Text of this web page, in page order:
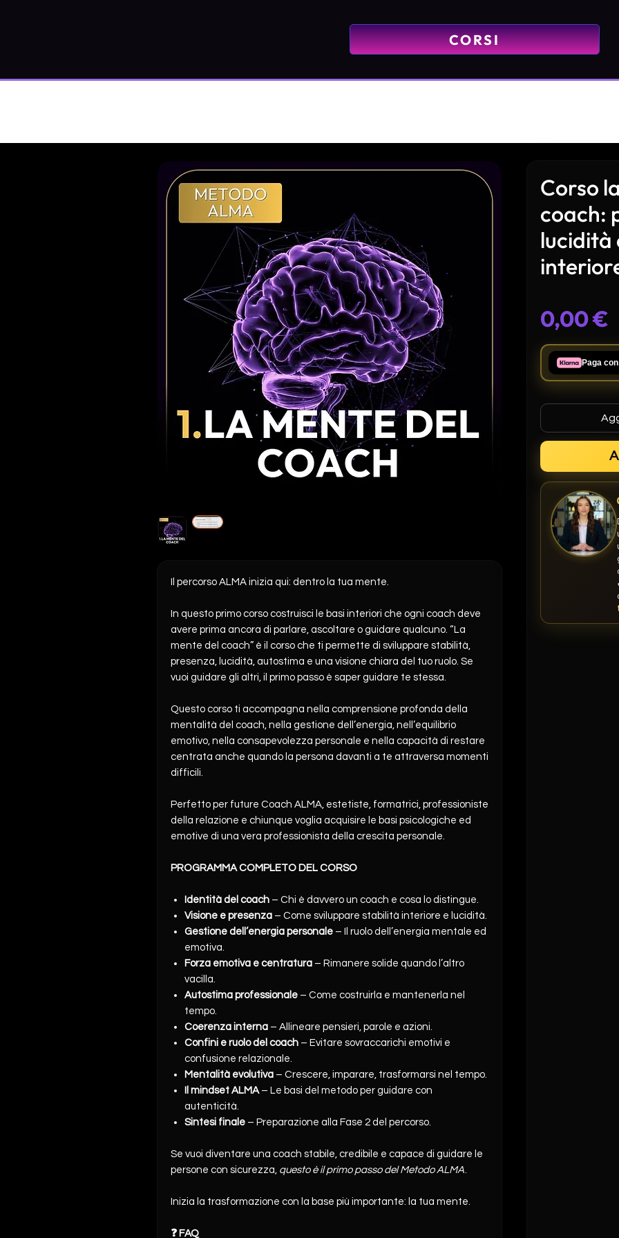
CORSI
Il percorso ALMA inizia qui: dentro la tua mente.
In questo primo corso costruisci le basi interiori che ogni coach deve
avere prima ancora di parlare, ascoltare o guidare qualcuno. “La
mente del coach” è il corso che ti permette di sviluppare stabilità,
presenza, lucidità, autostima e una visione chiara del tuo ruolo. Se
vuoi guidare gli altri, il primo passo è saper guidare te stessa.
Questo corso ti accompagna nella comprensione profonda della
mentalità del coach, nella gestione dell’energia, nell’equilibrio
emotivo, nella consapevolezza personale e nella capacità di restare
centrata anche quando la persona davanti a te attraversa momenti
difficili.
Perfetto per future Coach ALMA, estetiste, formatrici, professioniste
della relazione e chiunque voglia acquisire le basi psicologiche ed
emotive di una vera professionista della crescita personale.
PROGRAMMA COMPLETO DEL CORSO
Identità del coach – Chi è davvero un coach e cosa lo distingue.
Visione e presenza – Come sviluppare stabilità interiore e lucidità.
Gestione dell’energia personale – Il ruolo dell’energia mentale ed
emotiva.
Forza emotiva e centratura – Rimanere solide quando l’altro
vacilla.
Autostima professionale – Come costruirla e mantenerla nel
tempo.
Coerenza interna – Allineare pensieri, parole e azioni.
Confini e ruolo del coach – Evitare sovraccarichi emotivi e
confusione relazionale.
Mentalità evolutiva – Crescere, imparare, trasformarsi nel tempo.
Il mindset ALMA– Le basi del metodo per guidare con
autenticità.
Sintesi finale – Preparazione alla Fase 2 del percorso.
Se vuoi diventare una coach stabile, credibile e capace di guidare le
persone con sicurezza, questo è il primo passo del Metodo ALMA.
Inizia la trasformazione con la base più importante: la tua mente.
❓ FAQ
Corso
coach:
lucidità
0,00 €
Paga